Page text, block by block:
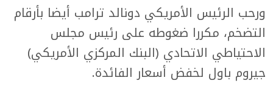
ورحب الرئيس الأمريكي دونالد ترامب أيضا بأرقام
التضخم، مكررا ضغوطه على رئيس مجلس
الاحتياطي الاتحادي (البنك المركزي الأمريكي)
جيروم باول لخفض أسعار الفائدة.